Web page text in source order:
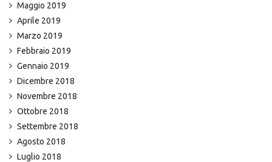
Maggio 2019
Aprile 2019
Marzo 2019
Febbraio 2019
Gennaio 2019
Dicembre 2018
Novembre 2018
Ottobre 2018
Settembre 2018
Agosto 2018
Luglio 2018